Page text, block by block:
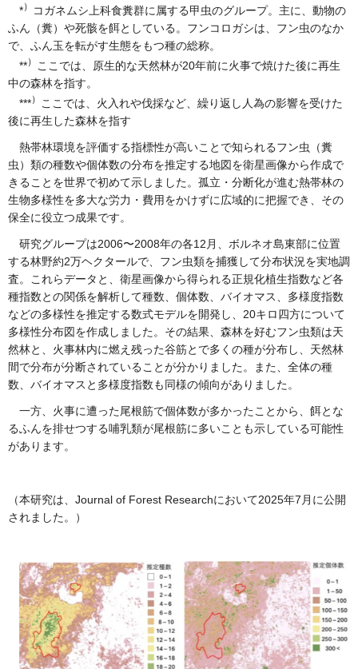
*）
コガネムシ上科食糞群に属する甲虫のグループ。主に、動物の
ふん（糞）や死骸を餌としている。フンコロガシは、フン虫のなか
で、ふん玉を転がす生態をもつ種の総称。
**）
ここでは、原生的な天然林が20年前に火事で焼けた後に再生
中の森林を指す。
***）
ここでは、火入れや伐採など、繰り返し人為の影響を受けた
後に再生した森林を指す
熱帯林環境を評価する指標性が高いことで知られるフン虫（糞
虫）類の種数や個体数の分布を推定する地図を衛星画像から作成で
きることを世界で初めて示しました。孤立・分断化が進む熱帯林の
生物多様性を多大な労力・費用をかけずに広域的に把握でき、その
保全に役立つ成果です。
研究グループは2006〜2008年の各12月、ボルネオ島東部に位置
する林野約2万ヘクタールで、フン虫類を捕獲して分布状況を実地調
査。これらデータと、衛星画像から得られる正規化植生指数など各
種指数との関係を解析して種数、個体数、バイオマス、多様度指数
などの多様性を推定する数式モデルを開発し、20キロ四方について
多様性分布図を作成しました。その結果、森林を好むフン虫類は天
然林と、火事林内に燃え残った谷筋とで多くの種が分布し、天然林
間で分布が分断されていることが分かりました。また、全体の種
数、バイオマスと多様度指数も同様の傾向がありました。
一方、火事に遭った尾根筋で個体数が多かったことから、餌とな
るふんを排せつする哺乳類が尾根筋に多いことも示している可能性
があります。
（本研究は、Journal of Forest Researchにおいて2025年7月に公開
されました。）